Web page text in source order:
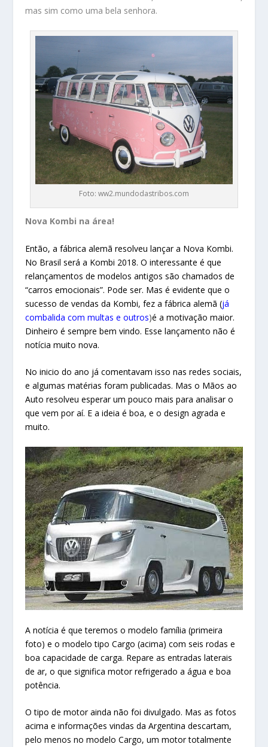
mas sim como uma bela senhora.
Foto: ww2.mundodastribos.com
Nova Kombi na área!
Então, a fábrica alemã resolveu lançar a Nova Kombi.
No Brasil será a Kombi 2018. O interessante é que
relançamentos de modelos antigos são chamados de
“carros emocionais”. Pode ser. Mas é evidente que o
sucesso de vendas da Kombi, fez a fábrica alemã (já
combalida com multas e outros)é a motivação maior.
Dinheiro é sempre bem vindo. Esse lançamento não é
notícia muito nova.
No inicio do ano já comentavam isso nas redes sociais,
e algumas matérias foram publicadas. Mas o Mãos ao
Auto resolveu esperar um pouco mais para analisar o
que vem por aí. E a ideia é boa, e o design agrada e
muito.
A notícia é que teremos o modelo família (primeira
foto) e o modelo tipo Cargo (acima) com seis rodas e
boa capacidade de carga. Repare as entradas laterais
de ar, o que significa motor refrigerado a água e boa
potência.
O tipo de motor ainda não foi divulgado. Mas as fotos
acima e informações vindas da Argentina descartam,
pelo menos no modelo Cargo, um motor totalmente